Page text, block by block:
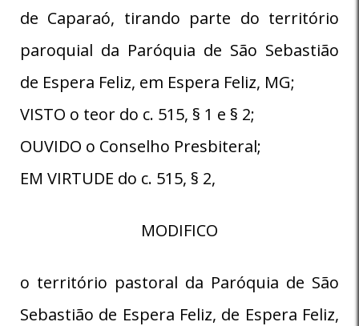
de Caparaó, tirando parte do território
paroquial da Paróquia de São Sebastião
de Espera Feliz, em Espera Feliz, MG;
VISTO o teor do c. 515, § 1 e § 2;
OUVIDO o Conselho Presbiteral;
EM VIRTUDE do c. 515, § 2,
MODIFICO
o território pastoral da Paróquia de São
Sebastião de Espera Feliz, de Espera Feliz,